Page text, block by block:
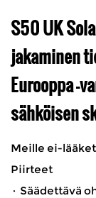
S50 UK
jakaminen
Eurooppa -
sähköisen
Meille ei-
Piirteet
· Säädettävä